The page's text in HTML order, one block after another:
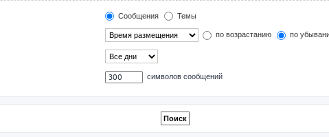
Сообщения
Темы
по возрастанию по
символов сообщений